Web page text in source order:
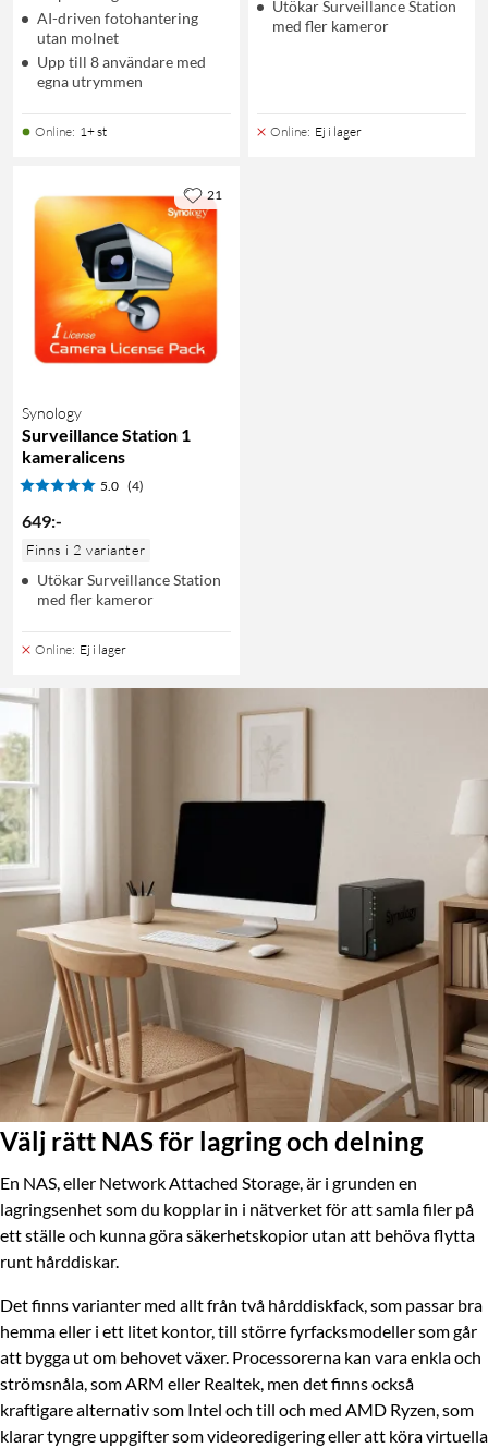
AI-driven fotohantering
utan molnet
Upp till 8 användare med
egna utrymmen
Online: 1+ st
Utökar Surveillance Station
med fler kameror
Online: Ej i lager
Synology
Surveillance Station 1
kameralicens
5.0 (4)
649:-
Finns i 2 varianter
Utökar Surveillance Station
med fler kameror
Online: Ej i lager
21
Välj rätt NAS för lagring och delning
En NAS, eller Network Attached Storage, är i grunden en
lagringsenhet som du kopplar in i nätverket för att samla filer på
ett ställe och kunna göra säkerhetskopior utan att behöva flytta
runt hårddiskar.
Det finns varianter med allt från två hårddiskfack, som passar bra
hemma eller i ett litet kontor, till större fyrfacksmodeller som går
att bygga ut om behovet växer. Processorerna kan vara enkla och
strömsnåla, som ARM eller Realtek, men det finns också
kraftigare alternativ som Intel och till och med AMD Ryzen, som
klarar tyngre uppgifter som videoredigering eller att köra virtuella